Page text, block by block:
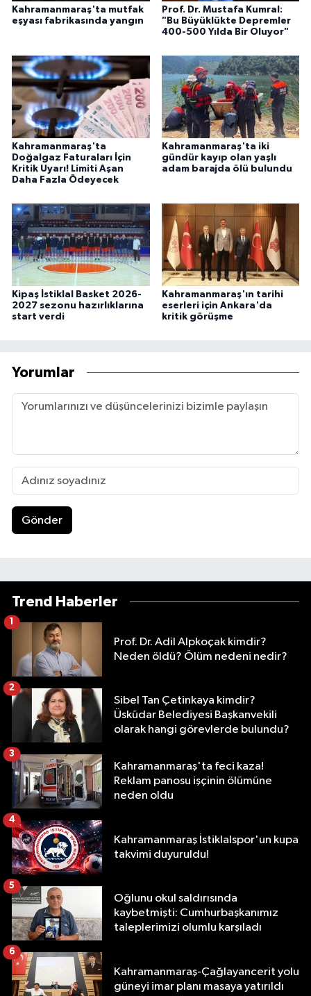
Kahramanmaraş'ta mutfak
eşyası fabrikasında yangın
Prof. Dr. Mustafa Kumral:
"Bu Büyüklükte Depremler
400-500 Yılda Bir Oluyor"
Kahramanmaraş'ta
Doğalgaz Faturaları İçin
Kritik Uyarı! Limiti Aşan
Daha Fazla Ödeyecek
Kahramanmaraş'ta iki
gündür kayıp olan yaşlı
adam barajda ölü bulundu
Kipaş İstiklal Basket 2026-
2027 sezonu hazırlıklarına
start verdi
Kahramanmaraş'ın tarihi
eserleri için Ankara'da
kritik görüşme
Yorumlar
Gönder
Trend Haberler
Prof. Dr. Adil Alpkoçak kimdir?
Neden öldü? Ölüm nedeni nedir?
1
Sibel Tan Çetinkaya kimdir?
Üsküdar Belediyesi Başkanvekili
olarak hangi görevlerde bulundu?
2
Kahramanmaraş'ta feci kaza!
Reklam panosu işçinin ölümüne
neden oldu
3
Kahramanmaraş İstiklalspor'un kupa
takvimi duyuruldu!
4
Oğlunu okul saldırısında
kaybetmişti: Cumhurbaşkanımız
taleplerimizi olumlu karşıladı
5
Kahramanmaraş-Çağlayancerit yolu
güneyi imar planı masaya yatırıldı
6